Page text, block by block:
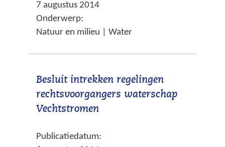
e
b
s
i
e
)
e
e
n
a
d
e
r
w
r
w
i
j
t
n
a
r
7 augustus 2014
Onderwerp:
Natuur en milieu | Water
Besluit intrekken regelingen
rechtsvoorgangers waterschap
Vechtstromen(
e
Publicatiedatum: